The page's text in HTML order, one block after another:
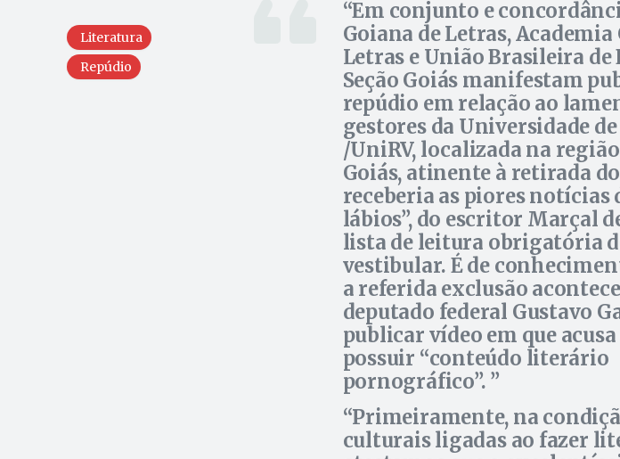
Literatura
Repúdio
Em conjunto e
Goiana de Letras,
Letras e União Brasileira de
Seção Goiás manifestam
repúdio em relação ao
gestores da Universidade
/UniRV, localizada na
Goiás, atinente à retirada
receberia as piores notícias
lábios”, do escritor Marçal
lista de leitura obrigatória
vestibular. É de
a referida exclusão
deputado federal Gustavo
publicar vídeo em que
possuir “conteúdo literário
pornográfico”.
Primeiramente, na
culturais ligadas ao fazer